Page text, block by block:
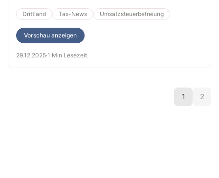
Drittland
Tax-News Umsatzsteuerbefreiung
Vorschau anzeigen
29.12.2025·1 Min Lesezeit
1 2